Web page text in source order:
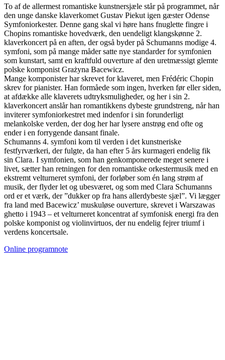
To af de allermest romantiske kunstnersjæle står på programmet, når
den unge danske klaverkomet Gustav Piekut igen gæster Odense
Symfoniorkester. Denne gang skal vi høre hans fnuglette fingre i
Chopins romantiske hovedværk, den uendeligt klangskønne 2.
klaverkoncert på en aften, der også byder på Schumanns modige 4.
symfoni, som på mange måder satte nye standarder for symfonien
som kunstart, samt en kraftfuld ouverture af den uretmæssigt glemte
polske komponist Grażyna Bacewicz.
Mange komponister har skrevet for klaveret, men Frédéric Chopin
skrev for pianister. Han formåede som ingen, hverken før eller siden,
at afdække alle klaverets udtryksmuligheder, og her i sin 2.
klaverkoncert anslår han romantikkens dybeste grundstreng, når han
inviterer symfoniorkestret med indenfor i sin forunderligt
melankolske verden, der dog her har lysere anstrøg end ofte og
ender i en forrygende dansant finale.
Schumanns 4. symfoni kom til verden i det kunstneriske
festfyrværkeri, der fulgte, da han efter 5 års kurmageri endelig fik
sin Clara. I symfonien, som han genkomponerede meget senere i
livet, sætter han retningen for den romantiske orkestermusik med en
ekstremt velturneret symfoni, der forløber som én lang strøm af
musik, der flyder let og ubesværet, og som med Clara Schumanns
ord er et værk, der ”dukker op fra hans allerdybeste sjæl”. Vi lægger
fra land med Bacewicz’ muskuløse ouverture, skrevet i Warszawas
ghetto i 1943 – et velturneret koncentrat af symfonisk energi fra den
polske komponist og violinvirtuos, der nu endelig fejrer triumf i
verdens koncertsale.
Online programnote